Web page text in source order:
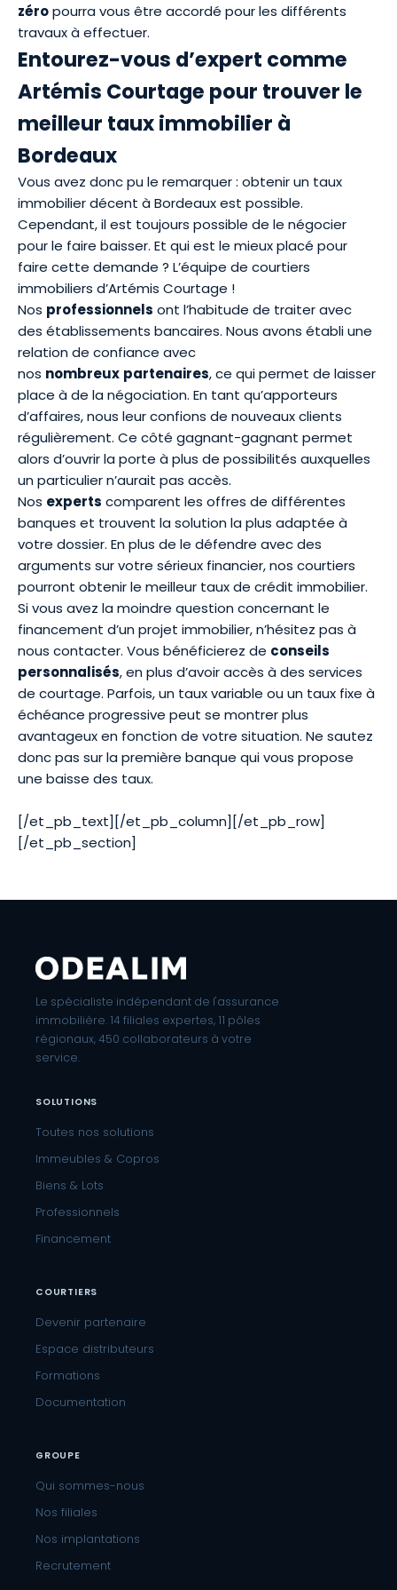
zéropourra vous être accordé pour les différents
travaux à effectuer.
Entourez-vous d’expert comme
Artémis Courtage pour trouver le
meilleur taux immobilier à
Bordeaux
Vous avez donc pu le remarquer : obtenir un taux
immobilier décent à Bordeaux est possible.
Cependant, il est toujours possible de le négocier
pour le faire baisser. Et qui est le mieux placé pour
faire cette demande ? L’équipe de courtiers
immobiliers d’Artémis Courtage !
Nos professionnels ont l’habitude de traiter avec
des établissements bancaires. Nous avons établi une
relation de confiance avec
nos nombreux partenaires, ce qui permet de laisser
place à de la négociation. En tant qu’apporteurs
d’affaires, nous leur confions de nouveaux clients
régulièrement. Ce côté gagnant-gagnant permet
alors d’ouvrir la porte à plus de possibilités auxquelles
un particulier n’aurait pas accès.
Nos experts comparent les offres de différentes
banques et trouvent la solution la plus adaptée à
votre dossier. En plus de le défendre avec des
arguments sur votre sérieux financier, nos courtiers
pourront obtenir le meilleur taux de crédit immobilier.
Si vous avez la moindre question concernant le
financement d’un projet immobilier, n’hésitez pas à
nous contacter. Vous bénéficierez de conseils
personnalisés, en plus d’avoir accès à des services
de courtage. Parfois, un taux variable ou un taux fixe à
échéance progressive peut se montrer plus
avantageux en fonction de votre situation. Ne sautez
donc pas sur la première banque qui vous propose
une baisse des taux.
[/et_pb_text][/et_pb_column][/et_pb_row]
[/et_pb_section]
Le spécialiste indépendant de l'assurance
immobilière. 14 filiales expertes, 11 pôles
régionaux, 450 collaborateurs à votre
service.
SOLUTIONS
Toutes nos solutions
Immeubles & Copros
Biens & Lots
Professionnels
Financement
COURTIERS
Devenir partenaire
Espace distributeurs
Formations
Documentation
GROUPE
Qui sommes-nous
Nos filiales
Nos implantations
Recrutement